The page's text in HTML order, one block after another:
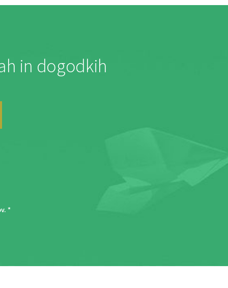
in dogodkih
. *